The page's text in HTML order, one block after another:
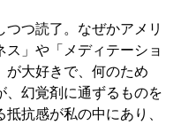
つ読了。なぜかアメリ
ス」や「メディテーショ
が大好きで、何のため
、幻覚剤に通ずるものを
抗感が私の中にあり、